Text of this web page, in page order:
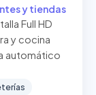
y tiendas
Full HD
y cocina
automático